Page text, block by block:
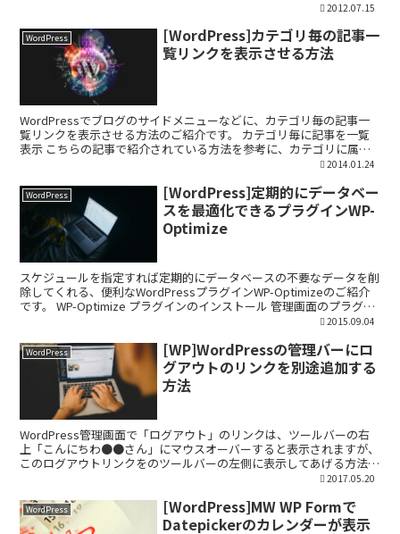
2012.07.15
WordPress
[WordPress]カテゴリ毎の記事一
覧リンクを表示させる方法
WordPressでブログのサイドメニューなどに、カテゴリ毎の記事一
覧リンクを表示させる方法のご紹介です。 カテゴリ毎に記事を一覧
表示 こちらの記事で紹介されている方法を参考に、カテゴリに属す
2014.01.24
WordPress
[WordPress]定期的にデータベー
スを最適化できるプラグインWP-
Optimize
スケジュールを指定すれば定期的にデータベースの不要なデータを削
除してくれる、便利なWordPressプラグインWP-Optimizeのご紹介
です。 WP-Optimize プラグインのインストール 管理画面のプラグイ
2015.09.04
WordPress
[WP]WordPressの管理バーにロ
グアウトのリンクを別途追加する
方法
WordPress管理画面で「ログアウト」のリンクは、ツールバーの右
上「こんにちわ●●さん」にマウスオーバーすると表示されますが、
このログアウトリンクをのツールバーの左側に表示してあげる方法の
2017.05.20
WordPress
[WordPress]MW WP Formで
Datepickerのカレンダーが表示